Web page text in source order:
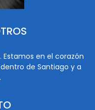
Estamos en el corazón
de Santiago y a